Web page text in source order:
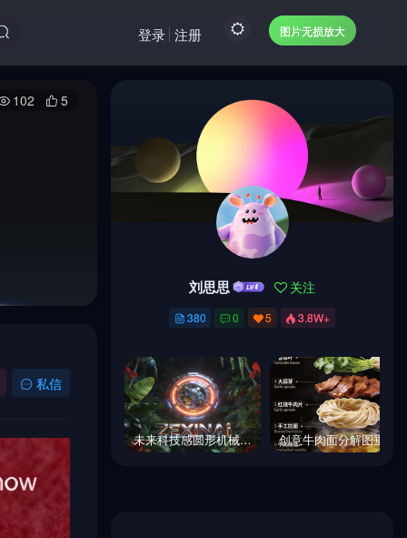
图片无损放大
登录 注册
102 5
私信
刘思思 关注
380 0 5 3.8W+
未来科技感圆形机械装置茂密热带植物棕榈叶场景海报-即梦ai关键词描述咒语
刘思思 关注
380 0 5 3.8W+
未来科技感圆形机械装置茂密热带植物棕榈叶场景海报-即梦ai关键词描述咒语